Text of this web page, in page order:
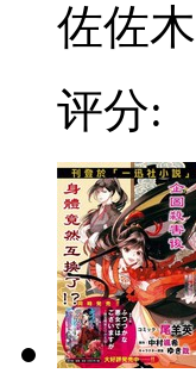
佐佐
评分: